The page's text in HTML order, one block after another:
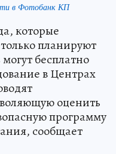
в Фотобанк КП
которые
планируют
бесплатно
в Центрах
оценить
программу
сообщает